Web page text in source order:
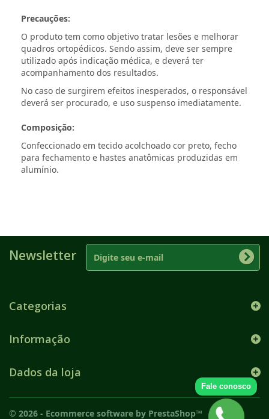
Precauções:
O produto tem como objetivo tratar lesões e melhorar
quadros ortopédicos. Sendo assim, deve ser sempre
utilizado após indicação médica, e deverá ter
acompanhamento dos resultados.
No caso de surgirem efeitos inesperados, o responsável
deverá ser procurado, e uso suspenso imediatamente.
Composição:
Confeccionado em tecido acolchoado cor preto, fecho
para fechamento e hastes anatômicas produzidas em
alumínio.
Newsletter
Categorias
Informação
© 2026 - Ecommerce software by PrestaShop™
Dados da loja
Fale conosco